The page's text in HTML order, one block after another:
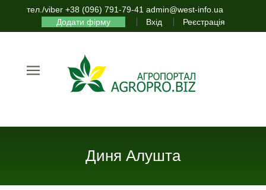
тел./viber +38 (096) 791-79-41 admin@west-info.ua
Додати фірму
Вхід Реєстрація
Диня Алушта